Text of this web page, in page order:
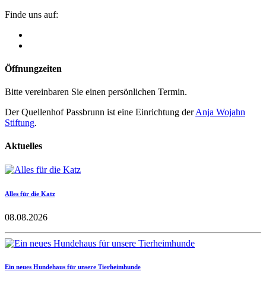
Finde uns auf:
Öffnungzeiten
Bitte vereinbaren Sie einen persönlichen Termin.
Der Quellenhof Passbrunn ist eine Einrichtung derAnja Wojahn
Stiftung.
Aktuelles
Alles für die Katz
08.08.2026
Ein neues Hundehaus für unsere Tierheimhunde